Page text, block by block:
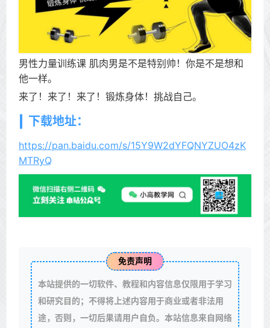
男性力量训练课 肌肉男是不是特别帅！你是不是想和
他一样。
来了！来了！来了！锻炼身体！挑战自己。
下载地址：
https://pan.baidu.com/s/15Y9W2dYFQNYZUO4zK
MTRyQ
免责声明
本站提供的一切软件、教程和内容信息仅限用于学习
和研究目的；不得将上述内容用于商业或者非法用
途，否则，一切后果请用户自负。本站信息来自网络